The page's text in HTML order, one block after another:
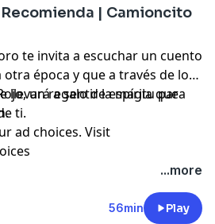
| Camioncito
te invita a escuchar un cuento
época y que a través de los
llevará a sentir la magia que
ti.
un regalo de espíritu para
ad choices. Visit
...more
56min Play